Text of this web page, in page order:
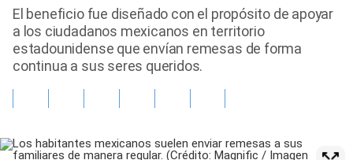
Tendencias Mix
Sports
El beneficio fue diseñado con el propósito de apoyar
a los ciudadanos mexicanos en territorio
estadounidense que envían remesas de forma
continua a sus seres queridos.